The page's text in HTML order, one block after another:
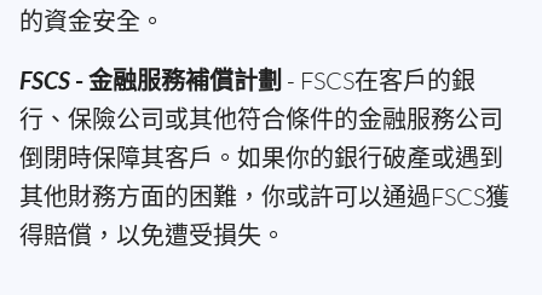
的資金安全。
FSCS - 金融服務補償計劃 - FSCS在客戶的銀
行、保險公司或其他符合條件的金融服務公司
倒閉時保障其客戶。如果你的銀行破產或遇到
其他財務方面的困難，你或許可以通過FSCS獲
得賠償，以免遭受損失。